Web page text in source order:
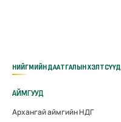
НИЙГМИЙН ДААТГАЛЫН ХЭЛТСҮҮД
АЙМГУУД
Архангай аймгийн НДГ